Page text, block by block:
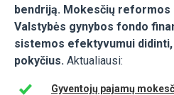
bendriją. Mokesčių
Valstybės gynybos fondo
sistemos efektyvumui
pokyčius. Aktualiausi:
Gyventojų pajamų